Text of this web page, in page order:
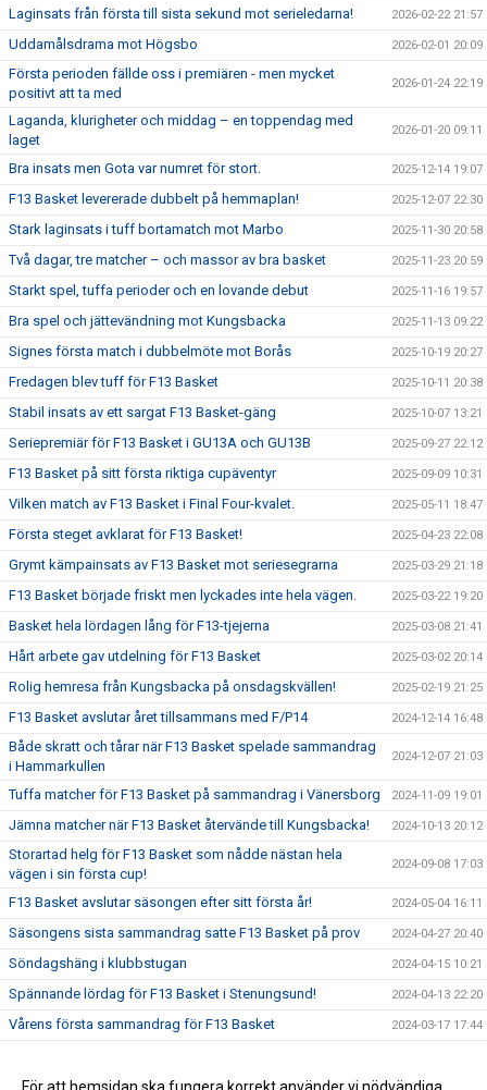
Laginsats från första till sista sekund mot serieledarna! 2026-02-22 21:57
Uddamålsdrama mot Högsbo 2026-02-01 20:09
Första perioden fällde oss i premiären - men mycket
positivt att ta med
2026-01-24 22:19
Laganda, klurigheter och middag – en toppendag med
laget
2026-01-20 09:11
Bra insats men Gota var numret för stort. 2025-12-14 19:07
F13 Basket levererade dubbelt på hemmaplan! 2025-12-07 22:30
Stark laginsats i tuff bortamatch mot Marbo 2025-11-30 20:58
Två dagar, tre matcher – och massor av bra basket 2025-11-23 20:59
Starkt spel, tuffa perioder och en lovande debut 2025-11-16 19:57
Bra spel och jättevändning mot Kungsbacka 2025-11-13 09:22
Signes första match i dubbelmöte mot Borås 2025-10-19 20:27
Fredagen blev tuff för F13 Basket 2025-10-11 20:38
Stabil insats av ett sargat F13 Basket-gäng 2025-10-07 13:21
Seriepremiär för F13 Basket i GU13A och GU13B 2025-09-27 22:12
F13 Basket på sitt första riktiga cupäventyr 2025-09-09 10:31
Vilken match av F13 Basket i Final Four-kvalet. 2025-05-11 18:47
Första steget avklarat för F13 Basket! 2025-04-23 22:08
Grymt kämpainsats av F13 Basket mot seriesegrarna 2025-03-29 21:18
F13 Basket började friskt men lyckades inte hela vägen. 2025-03-22 19:20
Basket hela lördagen lång för F13-tjejerna 2025-03-08 21:41
Hårt arbete gav utdelning för F13 Basket 2025-03-02 20:14
Rolig hemresa från Kungsbacka på onsdagskvällen! 2025-02-19 21:25
F13 Basket avslutar året tillsammans med F/P14 2024-12-14 16:48
Både skratt och tårar när F13 Basket spelade sammandrag
i Hammarkullen
2024-12-07 21:03
Tuffa matcher för F13 Basket på sammandrag i Vänersborg 2024-11-09 19:01
Jämna matcher när F13 Basket återvände till Kungsbacka! 2024-10-13 20:12
Storartad helg för F13 Basket som nådde nästan hela
vägen i sin första cup!
2024-09-08 17:03
F13 Basket avslutar säsongen efter sitt första år! 2024-05-04 16:11
Säsongens sista sammandrag satte F13 Basket på prov 2024-04-27 20:40
Söndagshäng i klubbstugan 2024-04-15 10:21
Spännande lördag för F13 Basket i Stenungsund! 2024-04-13 22:20
Vårens första sammandrag för F13 Basket 2024-03-17 17:44
Glada unga basketspelare tränar tillsammans! 2023-12-02 19:53